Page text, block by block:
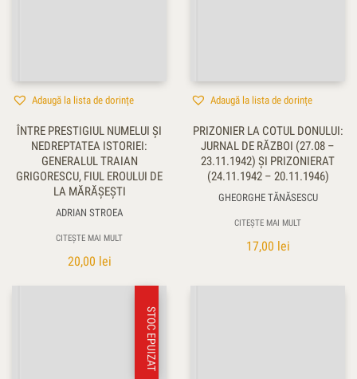
Adaugă la lista de dorințe
ÎNTRE PRESTIGIUL NUMELUI ŞI
NEDREPTATEA ISTORIEI:
GENERALUL TRAIAN
GRIGORESCU, FIUL EROULUI DE
LA MĂRĂŞEŞTI
ADRIAN STROEA
CITEȘTE MAI MULT
20,00 lei
Adaugă la lista de dorințe
PRIZONIER LA COTUL DONULUI:
JURNAL DE RĂZBOI (27.08 –
23.11.1942) ŞI PRIZONIERAT
(24.11.1942 – 20.11.1946)
GHEORGHE TĂNĂSESCU
CITEȘTE MAI MULT
17,00 lei
STOC EPUIZAT